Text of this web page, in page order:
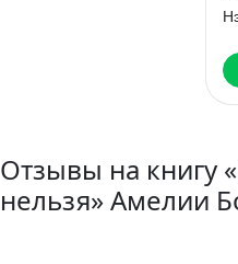
Отзывы на книгу
нельзя» Амелии